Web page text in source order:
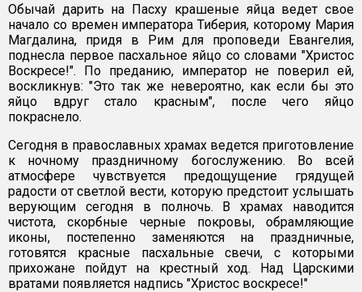
Обычай дарить на Пасху крашеные яйца ведет свое
начало со времен императора Тиберия, которому Мария
Магдалина, придя в Рим для проповеди Евангелия,
поднесла первое пасхальное яйцо со словами "Христос
Воскресе!". По преданию, император не поверил ей,
воскликнув: "Это так же невероятно, как если бы это
яйцо вдруг стало красным", после чего яйцо
покраснело.
Сегодня в православных храмах ведется приготовление
к ночному праздничному богослужению. Во всей
атмосфере чувствуется предощущение грядущей
радости от светлой вести, которую предстоит услышать
верующим сегодня в полночь. В храмах наводится
чистота, скорбные черные покровы, обрамляющие
иконы, постепенно заменяются на праздничные,
готовятся красные пасхальные свечи, с которыми
прихожане пойдут на крестный ход. Над Царскими
вратами появляется надпись "Христос воскресе!"